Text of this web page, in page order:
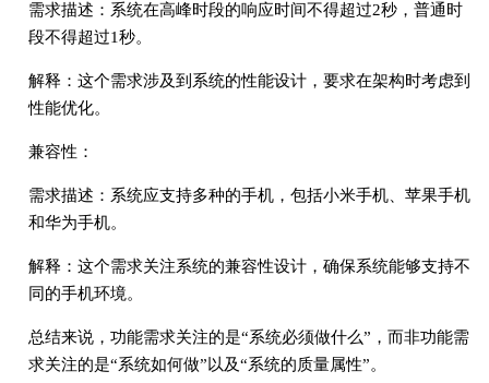
需求描述：系统在高峰时段的响应时间不得超过2秒，普通时
段不得超过1秒。
解释：这个需求涉及到系统的性能设计，要求在架构时考虑到
性能优化。
兼容性：
需求描述：系统应支持多种的手机，包括小米手机、苹果手机
和华为手机。
解释：这个需求关注系统的兼容性设计，确保系统能够支持不
同的手机环境。
总结来说，功能需求关注的是“系统必须做什么”，而非功能需
求关注的是“系统如何做”以及“系统的质量属性”。